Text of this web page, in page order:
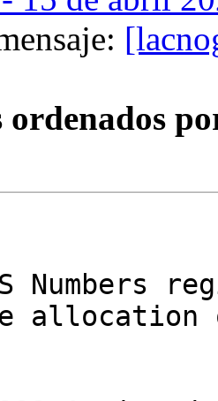
ordenados
Numbers
allocation